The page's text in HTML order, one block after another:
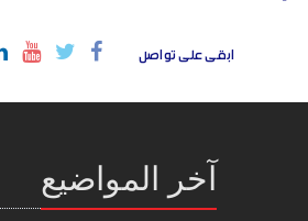
ابقى على تواصل
آخر المواضيع